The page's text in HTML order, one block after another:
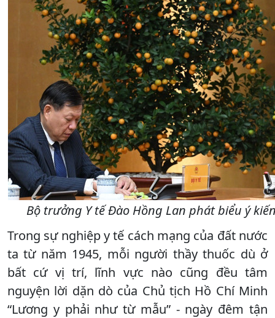
Bộ trưởng Y tế Đào Hồng Lan phát biểu ý
Trong sự nghiệp y tế cách mạng của đất nước
ta từ năm 1945, mỗi người thầy thuốc dù ở
bất cứ vị trí, lĩnh vực nào cũng đều tâm
nguyện lời dặn dò của Chủ tịch Hồ Chí Minh
“Lương y phải như từ mẫu” - ngày đêm tận